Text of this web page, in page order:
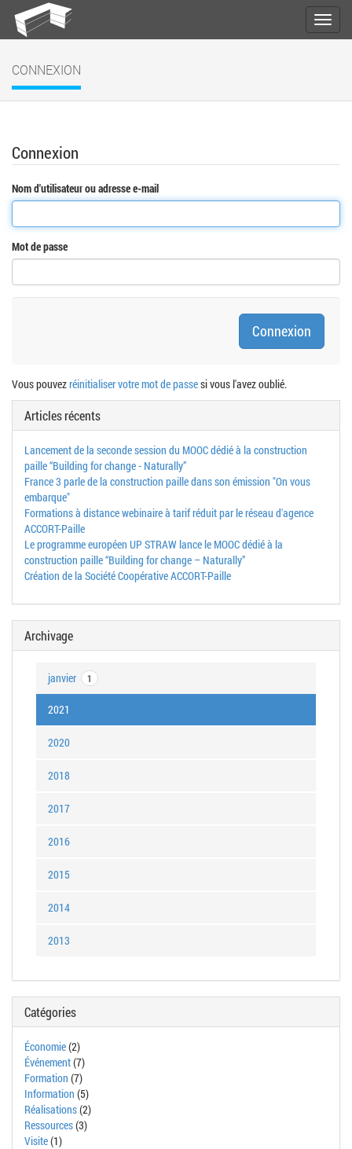
CONNEXION
Connexion
Nom d'utilisateur ou adresse e-mail
Mot de passe
Vous pouvezréinitialiser votre mot de passesi vous l'avez oublié.
Articles récents
Lancement de la seconde session du MOOC dédié à la construction
paille “Building for change - Naturally”
France 3 parle de la construction paille dans son émission "On vous
embarque"
Formations à distance webinaire à tarif réduit par le réseau d'agence
ACCORT-Paille
Le programme européen UP STRAW lance le MOOC dédié à la
construction paille “Building for change – Naturally”
Création de la Société Coopérative ACCORT-Paille
Archivage
janvier 1
2021
2020
2018
2017
2016
2015
2014
2013
Catégories
Économie(2)
Événement(7)
Formation (7)
Information (5)
Réalisations(2)
Ressources(3)
Visite(1)